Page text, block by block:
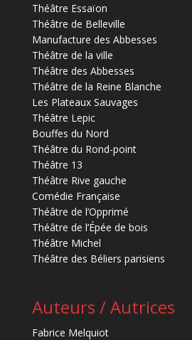
Théâtre Essaïon
Théâtre de Belleville
Manufacture des Abbesses
Théâtre de la ville
Théâtre des Abbesses
Théâtre de la Reine Blanche
Les Plateaux Sauvages
Théâtre Lepic
Bouffes du Nord
Théâtre du Rond-point
Théâtre 13
Théâtre Rive gauche
Comédie Française
Théâtre de l’Opprimé
Théâtre de l’Épée de bois
Théâtre Michel
Théâtre des Béliers parisiens
Auteurs / Autrices
Fabrice Melquiot